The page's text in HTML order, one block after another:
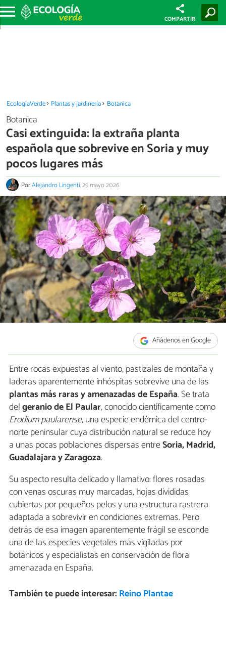
COMPARTIR
EcologíaVerde Plantas y jardinería Botanica
Botanica
Casi extinguida: la extraña planta
española que sobrevive en Soria y muy
pocos lugares más
PorAlejandro Lingenti.29 mayo 2026
Añádenos en Google
Entre rocas expuestas al viento, pastizales de montaña y
laderas aparentemente inhóspitas sobrevive una de las
plantas más raras y amenazadas de España. Se trata
delgeranio de El Paular, conocido científicamente como
Erodium paularense, una especie endémica del centro-
norte peninsular cuya distribución natural se reduce hoy
a unas pocas poblaciones dispersas entreSoria, Madrid,
Guadalajara y Zaragoza.
Su aspecto resulta delicado y llamativo: flores rosadas
con venas oscuras muy marcadas, hojas divididas
cubiertas por pequeños pelos y una estructura rastrera
adaptada a sobrevivir en condiciones extremas. Pero
detrás de esa imagen aparentemente frágil se esconde
una de las especies vegetales más vigiladas por
botánicos y especialistas en conservación de flora
amenazada en España.
También te puede interesar: Reino Plantae